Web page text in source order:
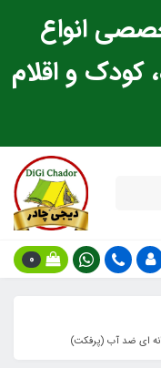
انواع
کودک و اقلام
0
ای ضد آب (پرفکت)